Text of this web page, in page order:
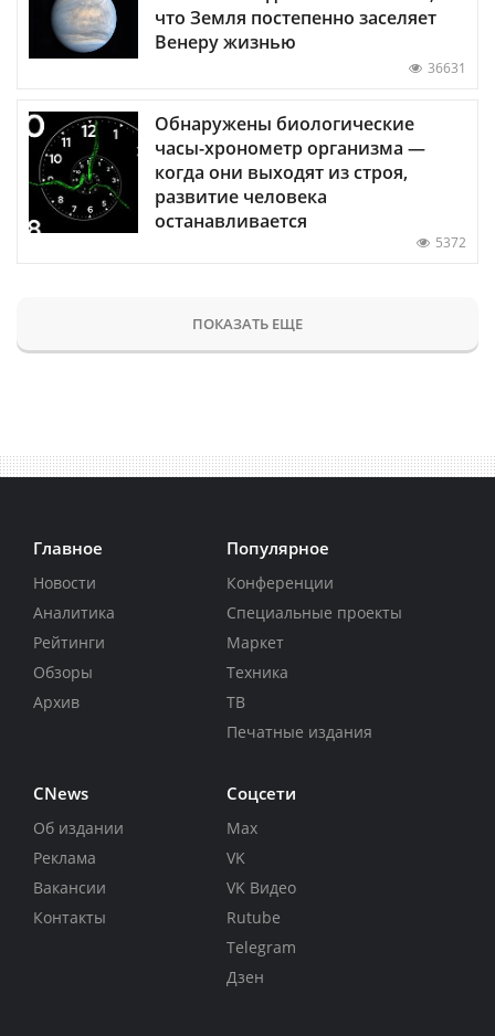
что Земля постепенно заселяет
Венеру жизнью
36631
Обнаружены биологические
часы-хронометр организма —
когда они выходят из строя,
развитие человека
останавливается
5372
ПОКАЗАТЬ ЕЩЕ
Главное
Новости
Аналитика
Рейтинги
Обзоры
Архив
Популярное
Конференции
Специальные проекты
Маркет
Техника
ТВ
Печатные издания
CNews
Об издании
Реклама
Вакансии
Контакты
Соцсети
Max
VK
VK Видео
Rutube
Telegram
Дзен